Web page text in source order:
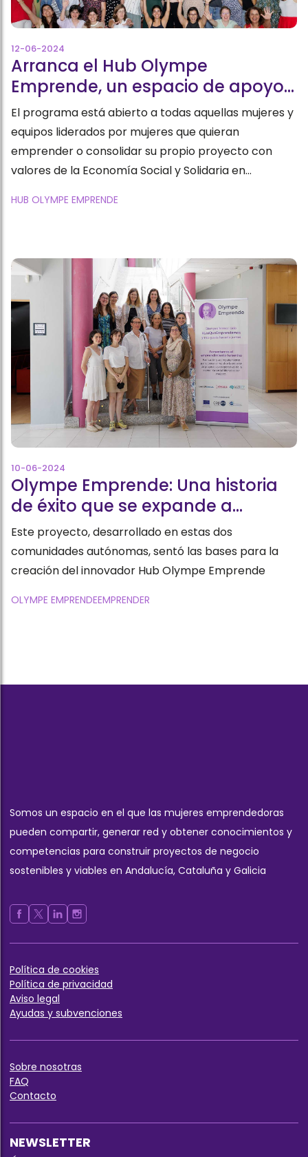
12-06-2024
Arranca el Hub Olympe
Emprende, un espacio de apoyo
al emprendimiento femenino en
Andalucía, Cataluña y Galicia
El programa está abierto a todas aquellas mujeres y
equipos liderados por mujeres que quieran
emprender o consolidar su propio proyecto con
valores de la Economía Social y Solidaria en
HUB OLYMPE EMPRENDE
10-06-2024
Olympe Emprende: Una historia
de éxito que se expande a
Andalucía y Cataluña
Este proyecto, desarrollado en estas dos
comunidades autónomas, sentó las bases para la
creación del innovador Hub Olympe Emprende
OLYMPE EMPRENDEEMPRENDER
Somos un espacio en el que las mujeres emprendedoras
pueden compartir, generar red y obtener conocimientos y
competencias para construir proyectos de negocio
sostenibles y viables en Andalucía, Cataluña y Galicia
Política de cookies
Política de privacidad
Aviso legal
Ayudas y subvenciones
Sobre nosotras
FAQ
Contacto
NEWSLETTER